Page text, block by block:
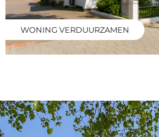
WONING VERDUURZAMEN